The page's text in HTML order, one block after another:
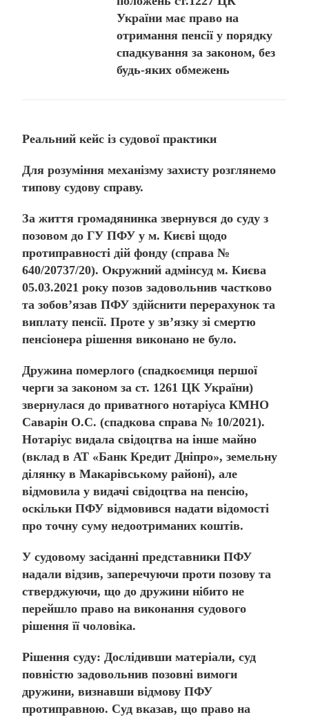
України має право на
отримання пенсії у порядку
спадкування за законом, без
будь-яких обмежень
Реальний кейс із судової практики
Для розуміння механізму захисту розглянемо
типову судову справу.
За життя громадянинка звернувся до суду з
позовом до ГУ ПФУ у м. Києві щодо
протиправності дій фонду (справа №
640/20737/20). Окружний адмінсуд м. Києва
05.03.2021 року позов задовольнив частково
та зобов’язав ПФУ здійснити перерахунок та
виплату пенсії. Проте у зв’язку зі смертю
пенсіонера рішення виконано не було.
Дружина померлого (спадкоємиця першої
черги за законом за ст. 1261 ЦК України)
звернулася до приватного нотаріуса КМНО
Саварін О.С. (спадкова справа № 10/2021).
Нотаріус видала свідоцтва на інше майно
(вклад в АТ «Банк Кредит Дніпро», земельну
ділянку в Макарівському районі), але
відмовила у видачі свідоцтва на пенсію,
оскільки ПФУ відмовився надати відомості
про точну суму недоотриманих коштів.
У судовому засіданні представники ПФУ
надали відзив, заперечуючи проти позову та
стверджуючи, що до дружини нібито не
перейшло право на виконання судового
рішення її чоловіка.
Рішення суду: Дослідивши матеріали, суд
повністю задовольнив позовні вимоги
дружини, визнавши відмову ПФУ
протиправною. Суд вказав, що право на